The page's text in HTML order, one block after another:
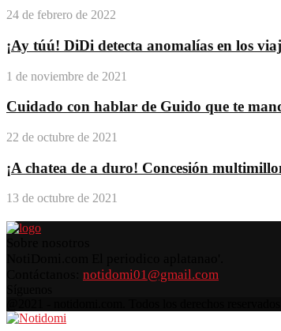
24 de febrero de 2022
¡Ay túú! DiDi detecta anomalías en los
1 de noviembre de 2021
Cuidado con hablar de Guido que te
22 de octubre de 2021
¡A chatea de a duro! Concesión
13 de octubre de 2021
notidomi01@gmail.com